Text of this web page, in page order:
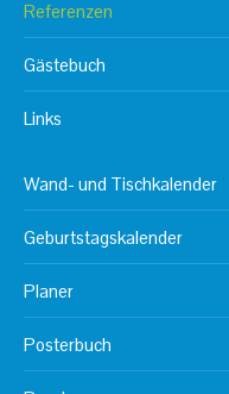
Referenzen
Gästebuch
Links
Wand- und Tischkalender
Geburtstagskalender
Planer
Posterbuch